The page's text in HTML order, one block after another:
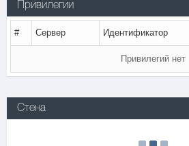
Привилегии
# Сервер Идентификатор
Привилегий нет
Стена